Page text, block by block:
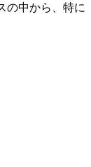
の中から、特に